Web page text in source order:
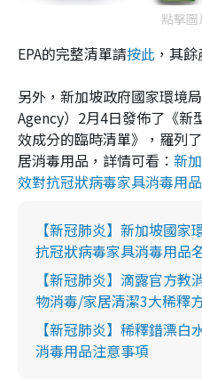
點擊
EPA的完整清單請按此 ，其
另外，新加坡政府國家環境
Agency）2月4日發佈了《新
效成分的臨時清單》，羅列
居消毒用品，詳情可看： 新
效對抗冠狀病毒家具消毒用
【新冠肺炎】新加坡國
抗冠狀病毒家具消毒用品
【新冠肺炎】滴露官方
物消毒/家居清潔3大稀釋
【新冠肺炎】稀釋錯漂
消毒用品注意事項